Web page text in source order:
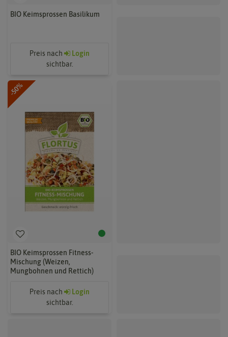
BIO Keimsprossen Basilikum
Preis nach
Login
sichtbar.
-50%
BIO Keimsprossen Fitness-
Mischung (Weizen,
Mungbohnen und Rettich)
Preis nach
Login
sichtbar.